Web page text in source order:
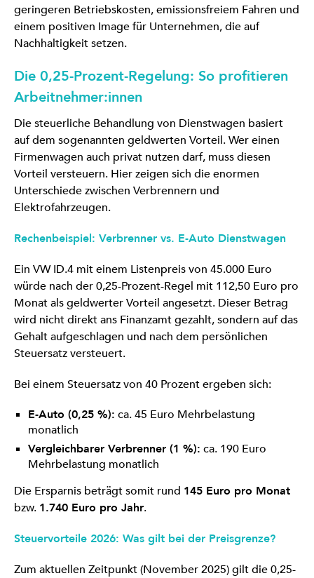
geringeren Betriebskosten, emissionsfreiem Fahren und
einem positiven Image für Unternehmen, die auf
Nachhaltigkeit setzen.
Die 0,25-Prozent-Regelung: So profitieren
Arbeitnehmer:innen
Die steuerliche Behandlung von Dienstwagen basiert
auf dem sogenannten geldwerten Vorteil. Wer einen
Firmenwagen auch privat nutzen darf, muss diesen
Vorteil versteuern. Hier zeigen sich die enormen
Unterschiede zwischen Verbrennern und
Elektrofahrzeugen.
Rechenbeispiel: Verbrenner vs. E-Auto Dienstwagen
Ein VW ID.4 mit einem Listenpreis von 45.000 Euro
würde nach der 0,25-Prozent-Regel mit 112,50 Euro pro
Monat als geldwerter Vorteil angesetzt. Dieser Betrag
wird nicht direkt ans Finanzamt gezahlt, sondern auf das
Gehalt aufgeschlagen und nach dem persönlichen
Steuersatz versteuert.
Bei einem Steuersatz von 40 Prozent ergeben sich:
E-Auto (0,25 %): ca. 45 Euro Mehrbelastung
monatlich
Vergleichbarer Verbrenner (1 %): ca. 190 Euro
Mehrbelastung monatlich
Die Ersparnis beträgt somit rund 145 Euro pro Monat
bzw. 1.740 Euro pro Jahr.
Steuervorteile 2026: Was gilt bei der Preisgrenze?
Zum aktuellen Zeitpunkt (November 2025) gilt die 0,25-